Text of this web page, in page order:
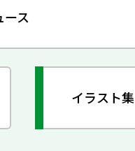
ース
イラスト集